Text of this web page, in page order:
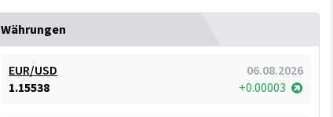
Währungen
EUR/USD
06.08.2026
1.15538
+0.00003